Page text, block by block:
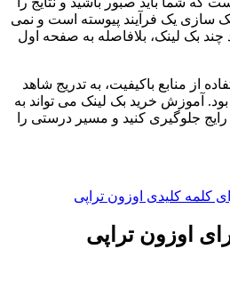
سازی یک فرآیند پیوسته است و نمی
چند بک لینک، بلافاصله به صفحه اول
از منابع باکیفیت، به تدریج شاهد
آموزش خرید بک لینک می تواند به
جلوگیری کنید و مسیر درستی را
اوزون تراپی